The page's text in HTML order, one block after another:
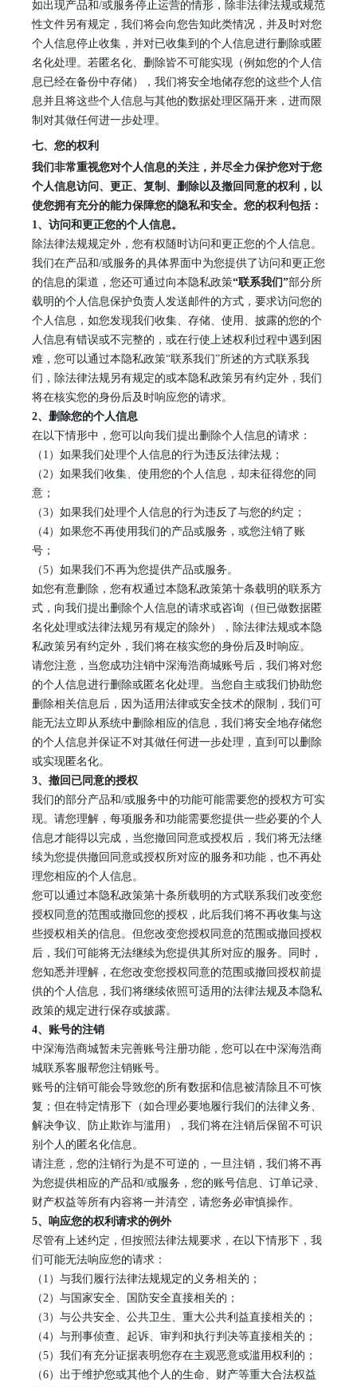
如出现产品和/或服务停止运营的情形，除非法律法规或规范
性文件另有规定，我们将会向您告知此类情况，并及时对您
个人信息停止收集，并对已收集到的个人信息进行删除或匿
名化处理。若匿名化、删除皆不可能实现（例如您的个人信
息已经在备份中存储），我们将安全地储存您的这些个人信
息并且将这些个人信息与其他的数据处理区隔开来，进而限
制对其做任何进一步处理。
七、您的权利
我们非常重视您对个人信息的关注，并尽全力保护您对于您
个人信息访问、更正、复制、删除以及撤回同意的权利，以
使您拥有充分的能力保障您的隐私和安全。您的权利包括：
1、 访问和更正您的个人信息。
除法律法规规定外，您有权随时访问和更正您的个人信息。
我们在产品和/或服务的具体界面中为您提供了访问和更正您
的信息的渠道，您还可通过向本隐私政策“联系我们”部分所
载明的个人信息保护负责人发送邮件的方式，要求访问您的
个人信息，如您发现我们收集、存储、使用、披露的您的个
人信息有错误或不完整的，或在行使上述权利过程中遇到困
难，您可以通过本隐私政策“联系我们”所述的方式联系我
们，除法律法规另有规定的或本隐私政策另有约定外，我们
将在核实您的身份后及时响应您的请求。
2、 删除您的个人信息
在以下情形中，您可以向我们提出删除个人信息的请求：
（ 1）如果我们处理个人信息的行为违反法律法规；
（2）如果我们收集、使用您的个人信息，却未征得您的同
意；
（3）如果我们处理个人信息的行为违反了与您的约定；
（4）如果您不再使用我们的产品或服务，或您注销了 账
号；
（5）如果我们不再为您提供产品或服务。
如您有意删除，您有权通过本隐私政策第十条载明的联系方
式，向我们提出删除个人信息的请求或咨询（但已做数据匿
名化处理或法律法规另有规定的除外），除法律法规或本隐
私政策另有约定外，我们将在核实您的身份后及时响应。
请您注意，当您成功注销中深海浩商城账号后，我们将对您
的个人信息进行删除或匿名化处理。当您自主或我们协助您
删除相关信息后，因为适用法律或安全技术的限制，我们可
能无法立即从系统中删除相应的信息，我们将安全地存储您
的个人信息并保证不对其做任何进一步处理，直到可以删除
或实现匿名化。
3、 撤回已同意的授权
我们的部分产品和/或服务中的功能可能需要您的授权方可实
现。请您理解，每项服务和功能需要您提供一些必要的个人
信息才能得以完成，当您撤回同意或授权后，我们将无法继
续为您提供撤回同意或授权所对应的服务和功能，也不再处
理您相应的个人信息。
您可以通过本隐私政策第十条所载明的方式联系我们改变您
授权同意的范围或撤回您的授权，此后我们将不再收集与这
些授权相关的信息。但您改变您授权同意的范围或撤回授权
后，我们可能将无法继续为您提供其所对应的服务。同时，
您知悉并理解，在您改变您授权同意的范围或撤回授权前提
供的个人信息，我们将继续依照可适用的法律法规及本隐私
政策的规定进行保存或披露。
4、 账号的注销
中深海浩商城暂未完善账号注册功能， 您可以在中深海浩商
城联系客服帮您注销账号。
账号的注销可能会导致您的所有数据和信息被清除且不可恢
复；但在特定情形下（如合理必要地履行我们的法律义务、
解决争议、防止欺诈与滥用），我们将在注销后保留不可识
别个人的匿名化信息。
请注意，您的注销行为是不可逆的，一旦注销，我们将不再
为您提供相应的产品和/或服务，您的账号信息、订单记录、
财产权益等所有内容将一并清空，请您务必审慎操作。
5、 响应您的权利请求的例外
尽管有上述约定，但按照法律法规要求，在以下情形下，我
们可能无法响应您的请求：
（ 1）与我们履行法律法规规定的义务相关的；
（2）与国家安全、国防安全直接相关的；
（3）与公共安全、公共卫生、重大公共利益直接相关的；
（4）与刑事侦查、起诉、审判和执行判决等直接相关的；
（5）我们有充分证据表明您存在主观恶意或滥用权利的；
（6）出于维护您或其他个人的生命、财产等重大合法权益